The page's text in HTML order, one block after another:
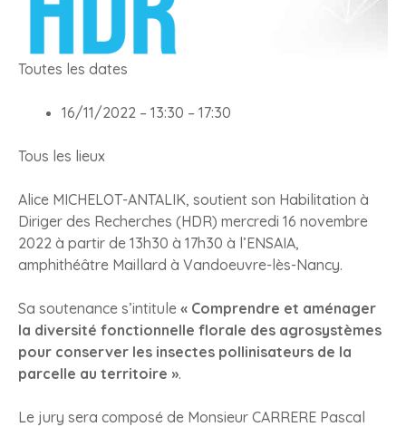
Toutes les dates
16/11/2022 – 13:30 – 17:30
Tous les lieux
Alice MICHELOT-ANTALIK, soutient son Habilitation à
Diriger des Recherches (HDR) mercredi 16 novembre
2022 à partir de 13h30 à 17h30 à l’ENSAIA,
amphithéâtre Maillard à Vandoeuvre-lès-Nancy.
Sa soutenance s’intitule « Comprendre et aménager
la diversité fonctionnelle florale des agrosystèmes
pour conserver les insectes pollinisateurs de la
parcelle au territoire ».
Le jury sera composé de Monsieur CARRERE Pascal